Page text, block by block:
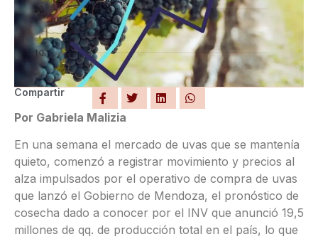
Compartir
Por Gabriela Malizia
En una semana el mercado de uvas que se mantenía
quieto, comenzó a registrar movimiento y precios al
alza impulsados por el operativo de compra de uvas
que lanzó el Gobierno de Mendoza, el pronóstico de
cosecha dado a conocer por el INV que anunció 19,5
millones de qq. de producción total en el país, lo que